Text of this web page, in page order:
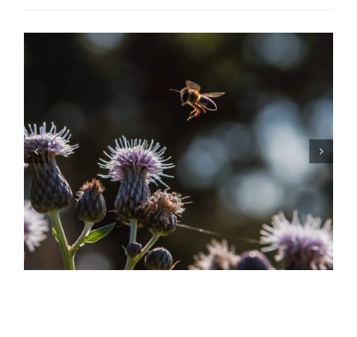
PIEK training steunt Stichting Jarige
Job: investeren in zelfvertrouwen
van kinderen